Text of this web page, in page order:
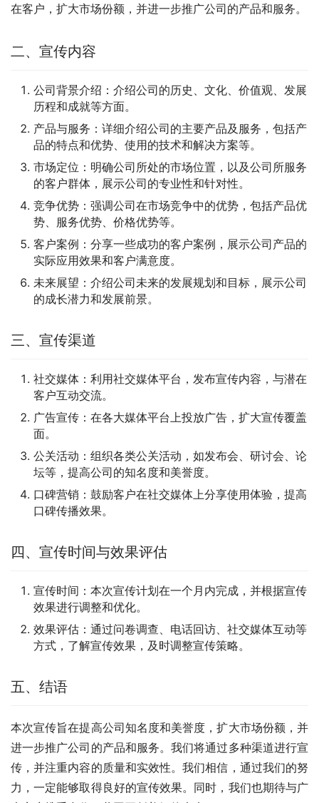
在客户，扩大市场份额，并进一步推广公司的产品和服务。
二、宣传内容
公司背景介绍：介绍公司的历史、文化、价值观、发展
历程和成就等方面。
产品与服务：详细介绍公司的主要产品及服务，包括产
品的特点和优势、使用的技术和解决方案等。
市场定位：明确公司所处的市场位置，以及公司所服务
的客户群体，展示公司的专业性和针对性。
竞争优势：强调公司在市场竞争中的优势，包括产品优
势、服务优势、价格优势等。
客户案例：分享一些成功的客户案例，展示公司产品的
实际应用效果和客户满意度。
未来展望：介绍公司未来的发展规划和目标，展示公司
的成长潜力和发展前景。
三、宣传渠道
社交媒体：利用社交媒体平台，发布宣传内容，与潜在
客户互动交流。
广告宣传：在各大媒体平台上投放广告，扩大宣传覆盖
面。
公关活动：组织各类公关活动，如发布会、研讨会、论
坛等，提高公司的知名度和美誉度。
口碑营销：鼓励客户在社交媒体上分享使用体验，提高
口碑传播效果。
四、宣传时间与效果评估
宣传时间：本次宣传计划在一个月内完成，并根据宣传
效果进行调整和优化。
效果评估：通过问卷调查、电话回访、社交媒体互动等
方式，了解宣传效果，及时调整宣传策略。
五、结语
本次宣传旨在提高公司知名度和美誉度，扩大市场份额，并
进一步推广公司的产品和服务。我们将通过多种渠道进行宣
传，并注重内容的质量和实效性。我们相信，通过我们的努
力，一定能够取得良好的宣传效果。同时，我们也期待与广